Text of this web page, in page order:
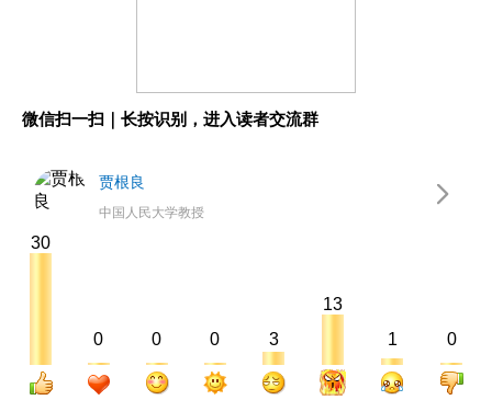
微信扫一扫｜长按识别，进入读者交流群
贾根良
中国人民大学教授
30
0 0 0 3
13
1 0